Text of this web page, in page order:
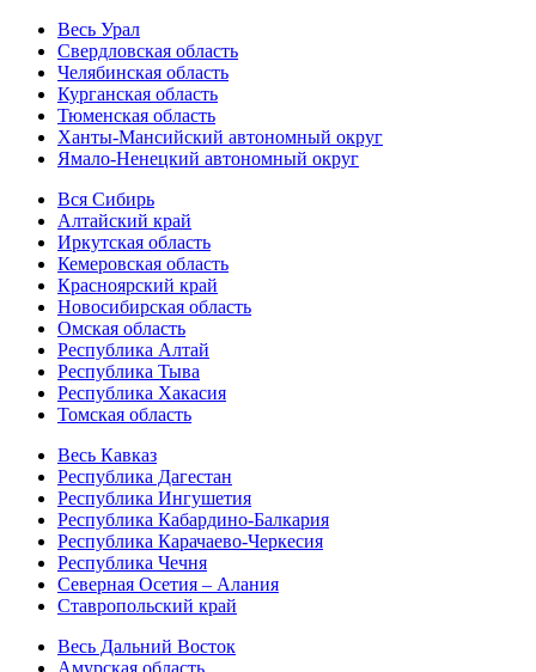
Весь Урал
Свердловская область
Челябинская область
Курганская область
Тюменская область
Ханты-Мансийский автономный округ
Ямало-Ненецкий автономный округ
Вся Сибирь
Алтайский край
Иркутская область
Кемеровская область
Красноярский край
Новосибирская область
Омская область
Республика Алтай
Республика Тыва
Республика Хакасия
Томская область
Весь Кавказ
Республика Дагестан
Республика Ингушетия
Республика Кабардино-Балкария
Республика Карачаево-Черкесия
Республика Чечня
Северная Осетия – Алания
Ставропольский край
Весь Дальний Восток
Амурская область